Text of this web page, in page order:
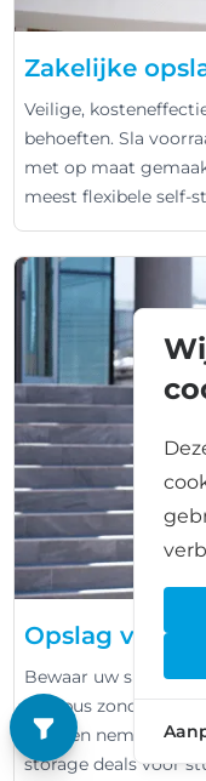
Zakelijke
Veilige,
behoeften. Sla
met op maat
meest flexibele self-
Opslag voor
Bewaar uw spullen
campus zonder het
moeten nemen.
storage deals voor